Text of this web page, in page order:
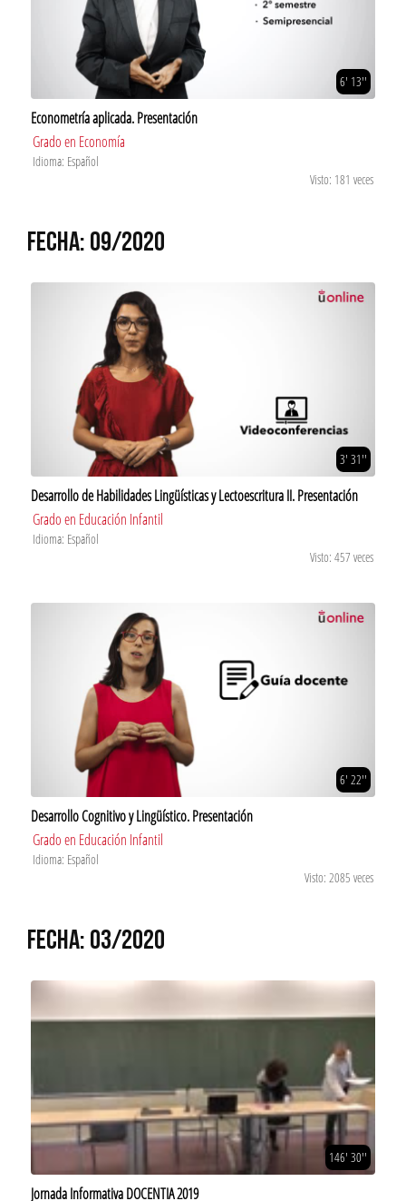
6' 13''
Econometría aplicada. Presentación
Grado en Economía
Idioma: Español
Visto: 181 veces
FECHA: 09/2020
3' 31''
Desarrollo de Habilidades Lingüísticas y Lectoescritura II. Presentación
Grado en Educación Infantil
Idioma: Español
Visto: 457 veces
6' 22''
Desarrollo Cognitivo y Lingüístico. Presentación
Grado en Educación Infantil
Idioma: Español
Visto: 2085 veces
FECHA: 03/2020
146' 30''
Jornada Informativa DOCENTIA 2019